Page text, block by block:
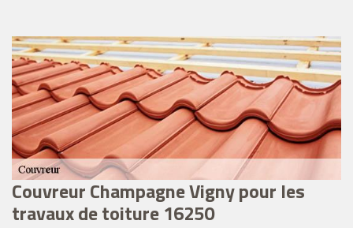
Couvreur Champagne Vigny pour les
travaux de toiture 16250